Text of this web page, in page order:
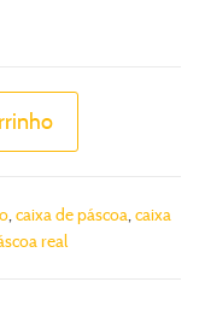
caixa de páscoa caixa
real